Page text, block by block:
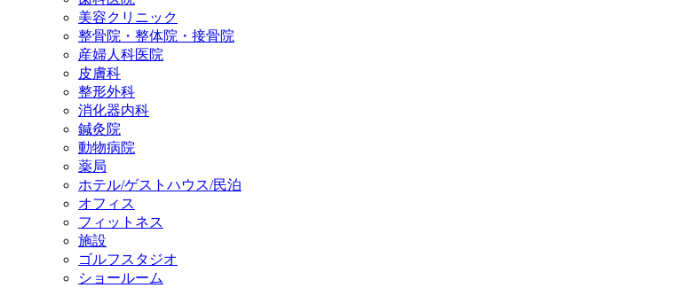
美容クリニック
整骨院・整体院・接骨院
産婦人科医院
皮膚科
整形外科
消化器内科
鍼灸院
動物病院
薬局
ホテル/ゲストハウス/民泊
オフィス
フィットネス
施設
ゴルフスタジオ
ショールーム